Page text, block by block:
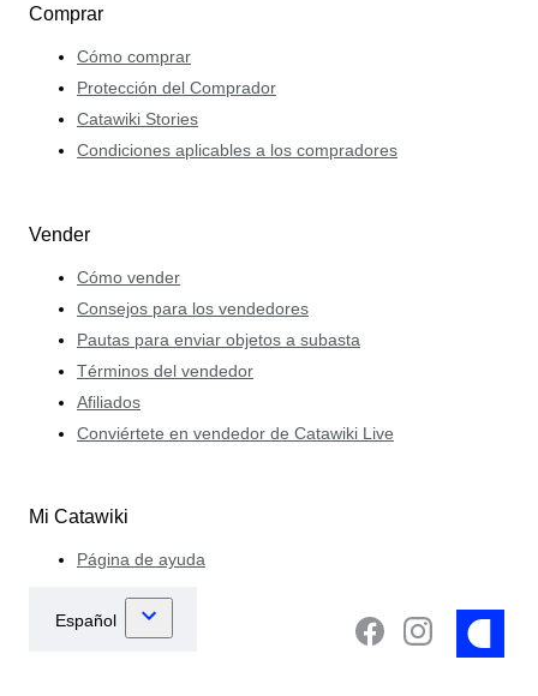
Comprar
Cómo comprar
Protección del Comprador
Catawiki Stories
Condiciones aplicables a los compradores
Vender
Cómo vender
Consejos para los vendedores
Pautas para enviar objetos a subasta
Términos del vendedor
Afiliados
Conviértete en vendedor de Catawiki Live
Mi Catawiki
Página de ayuda